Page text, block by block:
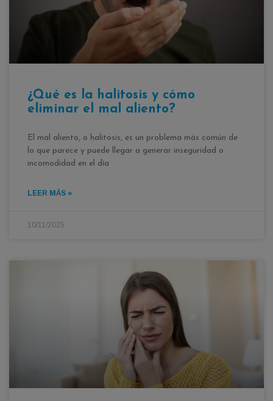
¿Qué es la halitosis y cómo
eliminar el mal aliento?
El mal aliento, o halitosis, es un problema más común de
lo que parece y puede llegar a generar inseguridad o
incomodidad en el día
LEER MÁS »
10/11/2025